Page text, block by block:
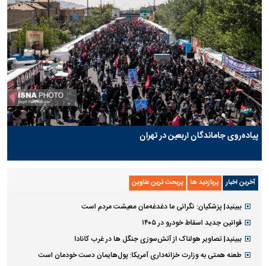
پیاده‌روی جاماندگان اربعین در تهران
آخرین اخبار پربازدید ها پربحث ترین عناوین
ببینید| پزشکیان: نگرانی ما دغدغه‌مان معیشت مردم است
قوانین جدید اسقاط خودرو در ۱۴۰۵
ببینید| تصاویر هولناک از آتش‌سوزی جنگل ها در غرب کانادا
طعنه همتی به وزارت خزانه‌داری آمریکا: پول‌هایمان دست خودمان است